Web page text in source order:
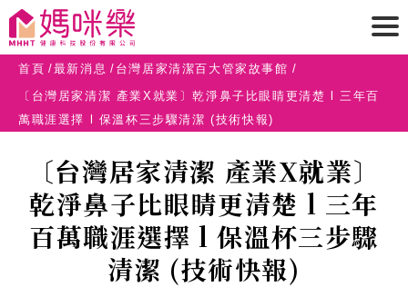
首頁 最新消息
台灣居家清潔百大管家故事館
〔台灣居家清潔 產業X就業〕乾淨鼻子比眼睛更清楚 l 三年百
萬職涯選擇 l 保溫杯三步驟清潔 (技術快報)
〔台灣居家清潔 產業X就業〕
乾淨鼻子比眼睛更清楚 l 三年
百萬職涯選擇 l 保溫杯三步驟
清潔 (技術快報)